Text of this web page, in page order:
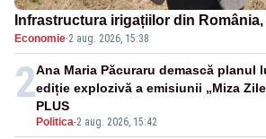
Infrastructura irigațiilor din
Economie·2 aug. 2026, 15:38
2
Politica-2 aug. 2026, 15:42
Ana Maria Păcuraru demască planul
ediție explozivă a emisiunii „Miza
PLUS